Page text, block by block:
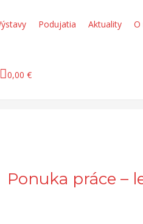
Podujatia Aktuality O
0,00 €
Ponuka práce –